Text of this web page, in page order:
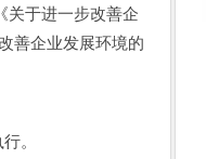
关于进一步改善企
善企业发展环境的
。